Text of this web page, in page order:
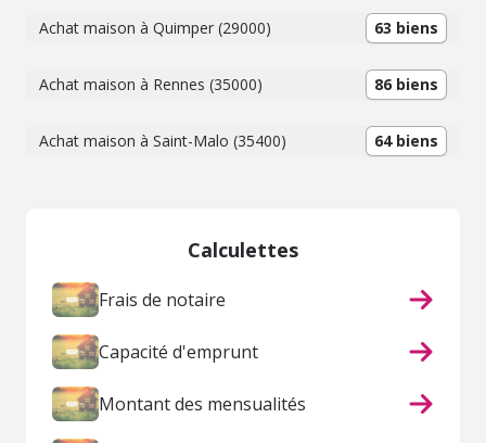
Achat maison à Quimper (29000) 63 biens
Achat maison à Rennes (35000) 86 biens
Achat maison à Saint-Malo (35400) 64 biens
Calculettes
Frais de notaire
Capacité d'emprunt
Montant des mensualités